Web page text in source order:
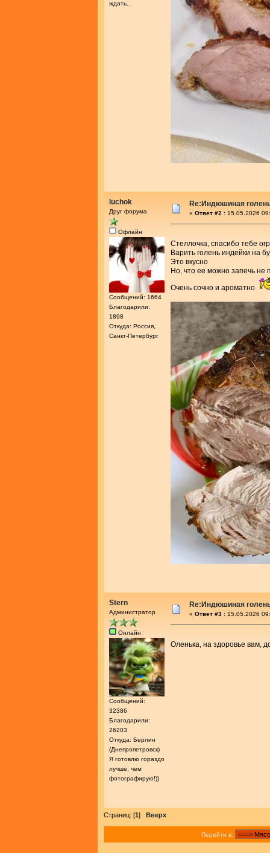
ждать...
luchok
Друг форума
Офлайн
Сообщений: 1664
Благодарили:
1898
Откуда: Россия,
Санкт-Петербург
Re:Индюшиная
« Ответ #2 : 15.05.2026
Стеллочка, спасибо тебе
Варить голень индейки на
Это вкусно
Но, что ее можно запечь не
Очень сочно и ароматно
Stern
Администратор
Онлайн
Сообщений:
32386
Благодарили:
26203
Откуда: Берлин
(Днепропетровск)
Я готовлю гораздо
лучше, чем
фотографирую!))
Re:Индюшиная
« Ответ #3 : 15.05.2026
Оленька, на здоровье вам,
Страниц: [1] Вверх
Перейти в: